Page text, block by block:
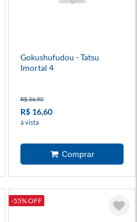
Gokushufudou - Tatsu
Imortal 4
R$ 36,90
R$ 16,60
à vista
-55% OFF